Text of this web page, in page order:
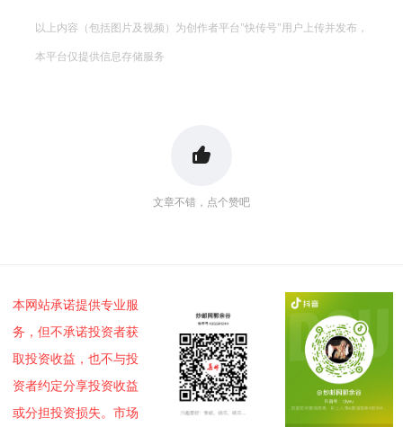
以上内容（包括图片及视频）为创作者平台"快传号"用户上传并发布，
本平台仅提供信息存储服务
文章不错，点个赞吧
本网站承诺提供专业服
务，但不承诺投资者获
取投资收益，也不与投
资者约定分享投资收益
或分担投资损失。市场